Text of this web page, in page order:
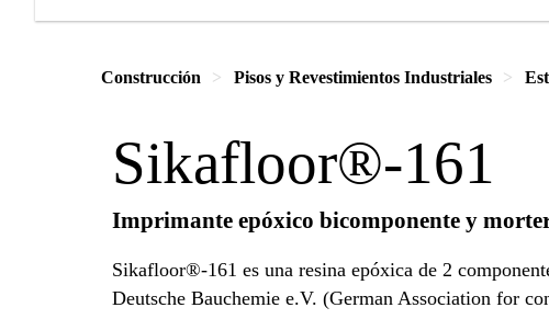
Construcción Pisos y Revestimientos Industriales
Sikafloor®-161
Imprimante epóxico bicomponente y
Sikafloor®-161 es una resina epóxica de 2
Deutsche Bauchemie e.V. (German Association for